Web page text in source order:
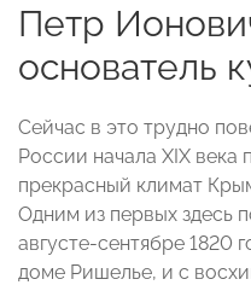
Петр
основатель
Сейчас в это трудно
России начала XIX века
прекрасный климат
Одним из первых здесь
августе-сентябре 1820
доме Ришелье, и с